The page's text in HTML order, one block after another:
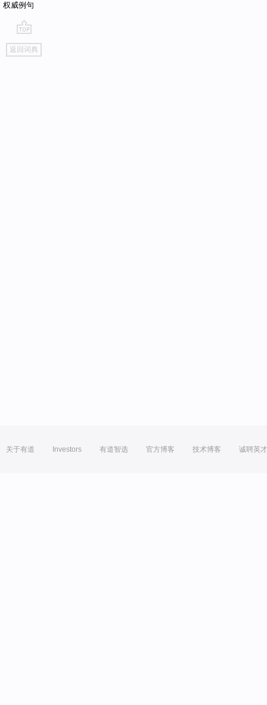
权威例句
go
top
返回词典
关于有道 Investors 有道智选 官方博客 技术博客 诚聘英才